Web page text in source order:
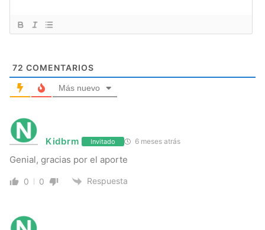
72 COMENTARIOS
Más nuevo
Kidbrm Invitado 6 meses atrás
Genial, gracias por el aporte
0 0 Respuesta